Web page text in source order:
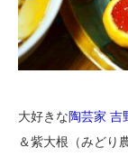
大好きな陶芸家 吉
＆紫大根（みどり